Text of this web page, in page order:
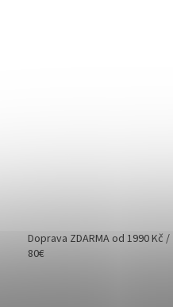
Doprava ZDARMA od 1990 Kč /
80€